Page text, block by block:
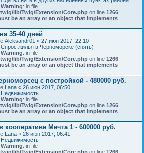
: in file
lib/Twig/Extension/Core.php on line 1266:
be an array or an object that implements
35-40 дней
Aleksandr01 « 27 июн 2017, 22:10
Спрос жилья в Черноморске (снять)
: in file
lib/Twig/Extension/Core.php on line 1266:
be an array or an object that implements
с постройкой - 480000 руб.
Lana « 26 июн 2017, 06:50
Недвижимость
: in file
lib/Twig/Extension/Core.php on line 1266:
be an array or an object that implements
кооперативе Мечта 1 - 600000 руб.
Lana « 26 июн 2017, 06:41
Недвижимость
: in file
lib/Twig/Extension/Core.php on line 1266: